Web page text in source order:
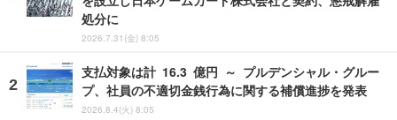
処分に
2026.7.31(金) 8:05
支払対象は計 16.3 億円 ～ プルデンシャル・グルー
プ、社員の不適切金銭行為に関する補償進捗を発表
2026.8.4(火) 8:05